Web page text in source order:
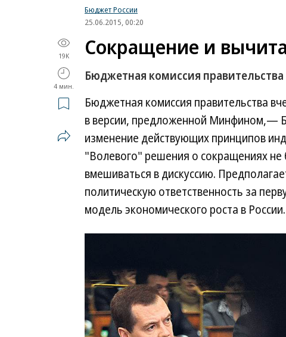
Бюджет России
25.06.2015, 00:20
19K
4 мин.
Сокращение и
Бюджетная комиссия
Бюджетная комиссия правительства
в версии, предложенной Минфином,—
изменение действующих принципов
"Волевого" решения о сокращениях
вмешиваться в дискуссию.
политическую ответственность за
модель экономического роста в России.